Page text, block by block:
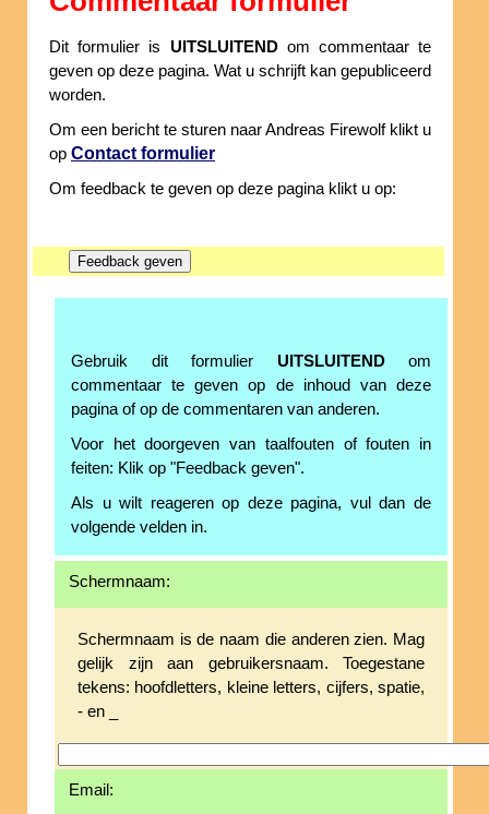
Dit formulier is UITSLUITENDom commentaar te
geven op deze pagina. Wat u schrijft kan gepubliceerd
worden.
Om een bericht te sturen naar Andreas Firewolf klikt u
op Contact formulier
Om feedback te geven op deze pagina klikt u op:
Gebruik dit formulier UITSLUITENDom
commentaar te geven op de inhoud van deze
pagina of op de commentaren van anderen.
Voor het doorgeven van taalfouten of fouten in
feiten: Klik op "Feedback geven".
Als u wilt reageren op deze pagina, vul dan de
volgende velden in.
Schermnaam:
Schermnaam is de naam die anderen zien. Mag
gelijk zijn aan gebruikersnaam. Toegestane
tekens: hoofdletters, kleine letters, cijfers, spatie,
- en _
Email: